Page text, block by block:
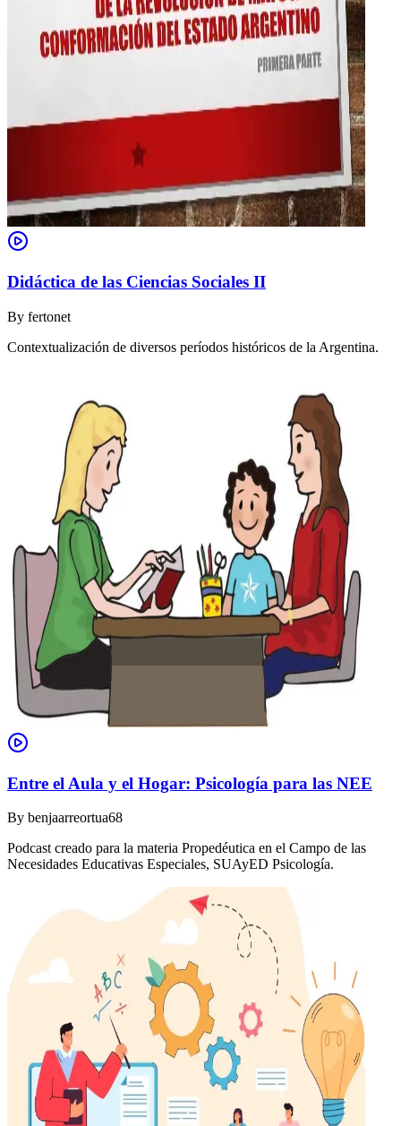
Didáctica de las Ciencias Sociales II
By fertonet
Contextualización de diversos períodos históricos de la Argentina.
Entre el Aula y el Hogar: Psicología para las NEE
By benjaarreortua68
Podcast creado para la materia Propedéutica en el Campo de las
Necesidades Educativas Especiales, SUAyED Psicología.